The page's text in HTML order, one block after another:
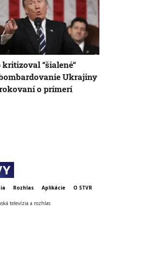
“šialené“
Ukrajiny
o prímerí
Rozhlas Aplikácie O STVR
televízia a rozhlas